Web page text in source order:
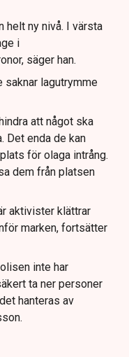
helt ny nivå. I värsta
i
säger han.
saknar lagutrymme
att något ska
Det enda de kan
för olaga intrång.
dem från platsen
aktivister klättrar
marken, fortsätter
inte har
ta ner personer
hanteras av